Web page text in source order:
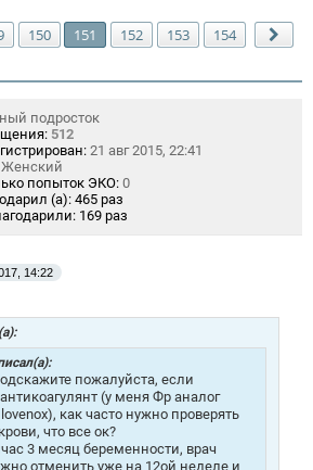
150 151 152 153 154
подросток
512
21 авг 2015, 22:41
Женский
попыток ЭКО: 0
(а): 465 раз
169 раз
14:22
пожалуйста, если
(у меня Фр аналог
как часто нужно проверять
что все ок?
3 месяц беременности, врач
отменить уже на 12ой неделе и